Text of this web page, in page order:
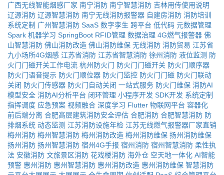
广西无线智能烟感厂家 南宁消防 南宁智慧消防 吉林用传使用说明
辽源消防 辽源智慧消防 南宁无线消防报警器 自建房消防 消防培训
系统定制 广州智慧消防 SaaS 数字孪生 跨平台 低代码 元数据管理
Spark 机器学习 SpringBoot RFID管理 数据治理 4G燃气报警器 佛
山智慧消防 佛山消防改造 佛山消防维保 无线消防 消防贸易 江苏省
九小场所4G烟感 江苏省消防 江苏省智慧消防 徐州消防 液位监测 防
火门门磁开关工作电流 杭州防火门 防火门门磁开关 防火门顺序器
防火门语音提示 防火门顺位器 防火门监控 防火门门磁 防火门联动
关闭 防火门传感器 防火门自动关闭 一站式服务 防火门维保 消防AI
模型安全 消防AI分析平台 闭环管理 小程序开发 SDK开发 系统定制
指挥调度 应急预案 视频融合 深度学习 Flutter 物联网平台 容器化
前后端分离 合肥高层建筑消防安全评估 合肥消防 合肥智慧消防 防
排烟系统 动态监测 江苏消防设施年检 江苏无线燃气报警器厂家直销
梅州消防 梅州智慧消防 梅州消防改造 梅州消防维保 扬州消防维保
扬州消防 扬州智慧消防 宿州4G手报 宿州消防 宿州智慧消防 柔性执
法 安徽消防 文旅景区消防 花戏楼消防 海外仓 空天地一体化 AI智能
预警 惠州消防 惠州智慧消防 惠州消防改造 惠州消防维保 智慧消防